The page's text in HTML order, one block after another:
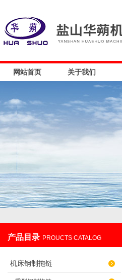
网站首页 关于我们
产品目录 PROUCTS CATALOG
机床钢制拖链